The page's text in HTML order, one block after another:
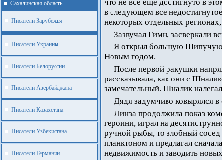
Cахалинская область
Писатели Зарубежья
Писатели Украины
Писатели Белоруссии
Писатели Азербайджана
Писатели Казахстана
Писатели Узбекистана
Писатели Германии
что не все еще достигнуто в
в следующем все
некоторых отдельных
Зазвучал Гимн, засверкали
Я открыл большую Шипучую
Новым годом.
После первой ракушки
рассказывала, как они с
замечательный. Шналик
Дядя задумчиво ковырялся в
Линза продолжила показ
героини, играл на
ручной рыбы, то злобный
планктоном и предлагал
недвижимость и заводить